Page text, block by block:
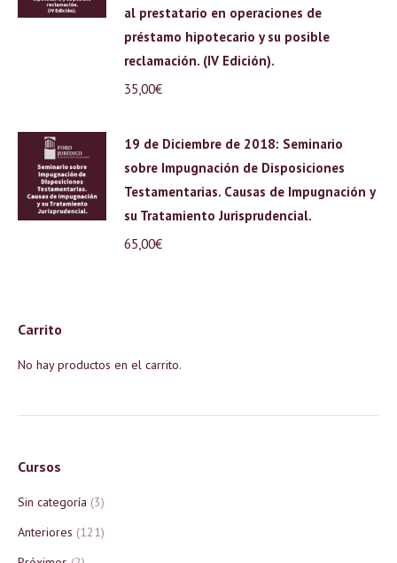
al prestatario en operaciones de
préstamo hipotecario y su posible
reclamación. (IV Edición).
35,00€
19 de Diciembre de 2018: Seminario
sobre Impugnación de Disposiciones
Testamentarias. Causas de Impugnación y
su Tratamiento Jurisprudencial.
65,00€
Carrito
No hay productos en el carrito.
Cursos
Sin categoría (3)
Anteriores (121)